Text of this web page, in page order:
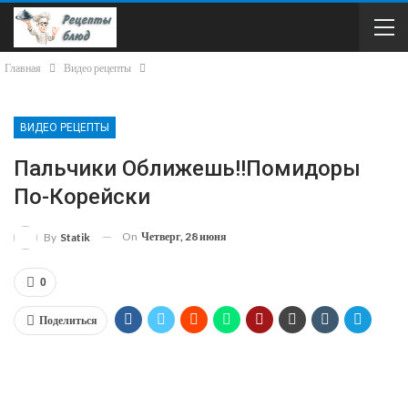
Главная Видео рецепты
ВИДЕО РЕЦЕПТЫ
Пальчики Оближешь!!Помидоры
По-Корейски
By Statik On Четверг, 28 июня
0
Поделиться